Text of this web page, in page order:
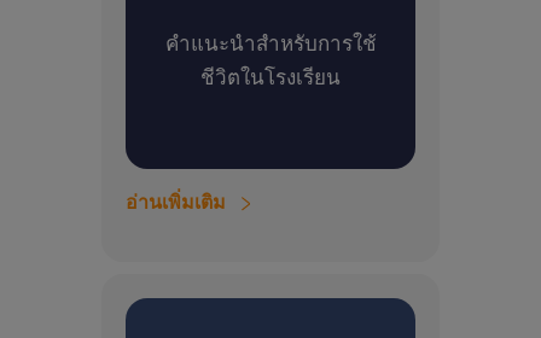
คำแนะนำสำหรับการใช้
ชีวิตในโรงเรียน
อ่านเพิ่มเติม